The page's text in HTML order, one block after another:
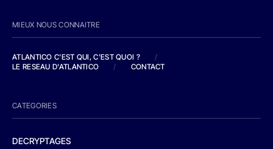
MIEUX NOUS CONNAITRE
ATLANTICO C'EST QUI, C'EST QUOI ?
/
LE RESEAU D'ATLANTICO
/ CONTACT
CATEGORIES
DECRYPTAGES